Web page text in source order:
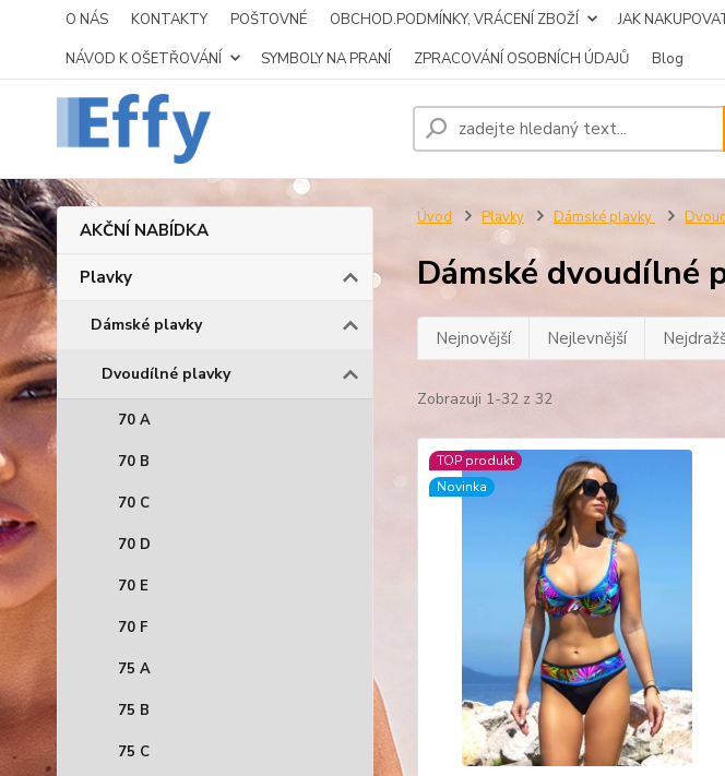
O NÁS KONTAKTY POŠTOVNÉ OBCHOD.PODMÍNKY, VRÁCENÍ ZBOŽÍ JAK
NÁVOD K OŠETŘOVÁNÍ
SYMBOLY NA PRANÍ ZPRACOVÁNÍ OSOBNÍCH ÚDAJŮ Blog
AKČNÍ NABÍDKA
Plavky
Dámské plavky
Dvoudílné plavky
70 A
70 B
70 C
70 D
70 E
70 F
75 A
75 B
75 C
Úvod Plavky Dámské plavky
Dámské dvoudílné
Nejnovější Nejlevnější
Zobrazuji 1-32 z 32
TOP produkt
Novinka